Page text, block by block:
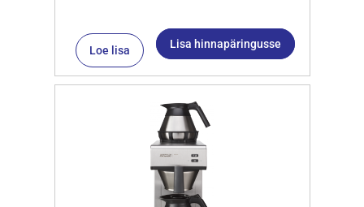
Loe lisa Lisa hinnapäringusse